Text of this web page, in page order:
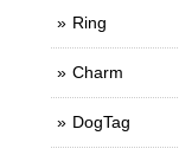
Ring
Charm
DogTag